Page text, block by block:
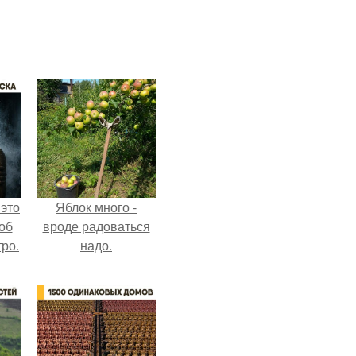
Яблок много -
вроде радоваться
надо.